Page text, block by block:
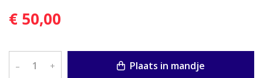
€ 50,00
– + Plaats in mandje